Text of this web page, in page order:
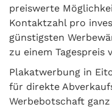
preiswerte
Kontaktzahl pro
günstigsten
zu einem Tagespreis
Plakatwerbung in
für direkte
Werbebotschaft